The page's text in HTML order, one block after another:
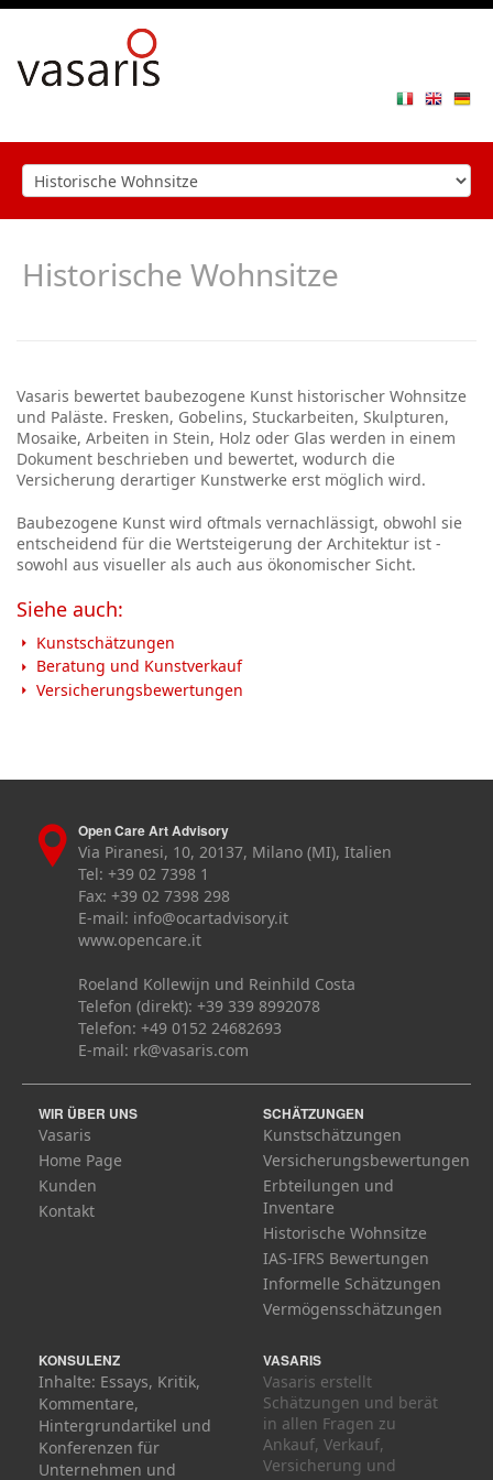
Historische Wohnsitze
Vasaris bewertet baubezogene Kunst historischer Wohnsitze
und Paläste. Fresken, Gobelins, Stuckarbeiten, Skulpturen,
Mosaike, Arbeiten in Stein, Holz oder Glas werden in einem
Dokument beschrieben und bewertet, wodurch die
Versicherung derartiger Kunstwerke erst möglich wird.
Baubezogene Kunst wird oftmals vernachlässigt, obwohl sie
entscheidend für die Wertsteigerung der Architektur ist -
sowohl aus visueller als auch aus ökonomischer Sicht.
Siehe auch:
Kunstschätzungen
Beratung und Kunstverkauf
Versicherungsbewertungen
Open Care Art Advisory
Via Piranesi, 10, 20137, Milano (MI), Italien
Tel: +39 02 7398 1
Fax: +39 02 7398 298
E-mail: info@ocartadvisory.it
www.opencare.it
Roeland Kollewijn und Reinhild Costa
Telefon (direkt): +39 339 8992078
Telefon: +49 0152 24682693
E-mail: rk@vasaris.com
WIR ÜBER UNS
Vasaris
Home Page
Kunden
Kontakt
SCHÄTZUNGEN
Kunstschätzungen
Versicherungsbewertungen
Erbteilungen und
Inventare
Historische Wohnsitze
IAS-IFRS Bewertungen
Informelle Schätzungen
Vermögensschätzungen
KONSULENZ
Inhalte: Essays, Kritik,
Kommentare,
Hintergrundartikel und
Konferenzen für
Unternehmen und
VASARIS
Vasaris erstellt
Schätzungen und berät
in allen Fragen zu
Ankauf, Verkauf,
Versicherung und